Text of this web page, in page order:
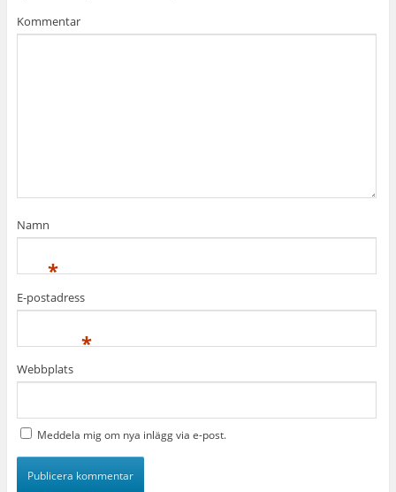
Kommentar
Namn
*
E-postadress
*
Webbplats
Meddela mig om nya inlägg via e-post.